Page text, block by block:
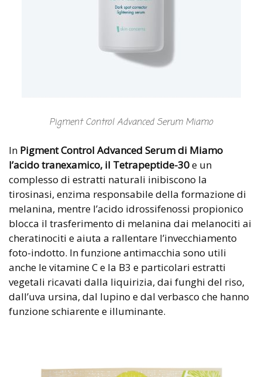
Pigment Control Advanced Serum Miamo
In Pigment Control Advanced Serum di Miamo
l’acido tranexamico, il Tetrapeptide-30e un
complesso di estratti naturali inibiscono la
tirosinasi, enzima responsabile della formazione di
melanina, mentre l’acido idrossifenossi propionico
blocca il trasferimento di melanina dai melanociti ai
cheratinociti e aiuta a rallentare l’invecchiamento
foto-indotto. In funzione antimacchia sono utili
anche le vitamine C e la B3 e particolari estratti
vegetali ricavati dalla liquirizia, dai funghi del riso,
dall’uva ursina, dal lupino e dal verbasco che hanno
funzione schiarente e illuminante.